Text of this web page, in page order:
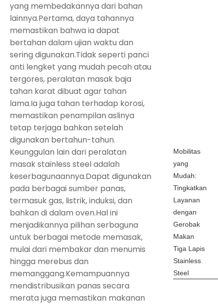
yang membedakannya dari bahan
lainnya.Pertama, daya tahannya
memastikan bahwa ia dapat
bertahan dalam ujian waktu dan
sering digunakan.Tidak seperti panci
anti lengket yang mudah pecah atau
tergores, peralatan masak baja
tahan karat dibuat agar tahan
lama.Ia juga tahan terhadap korosi,
memastikan penampilan aslinya
tetap terjaga bahkan setelah
digunakan bertahun-tahun.
Keunggulan lain dari peralatan
masak stainless steel adalah
keserbagunaannya.Dapat digunakan
pada berbagai sumber panas,
termasuk gas, listrik, induksi, dan
bahkan di dalam oven.Hal ini
menjadikannya pilihan serbaguna
untuk berbagai metode memasak,
mulai dari membakar dan menumis
hingga merebus dan
memanggang.Kemampuannya
mendistribusikan panas secara
merata juga memastikan makanan
Mobilitas
yang
Mudah:
Tingkatkan
Layanan
dengan
Gerobak
Makan
Tiga Lapis
Stainless
Steel